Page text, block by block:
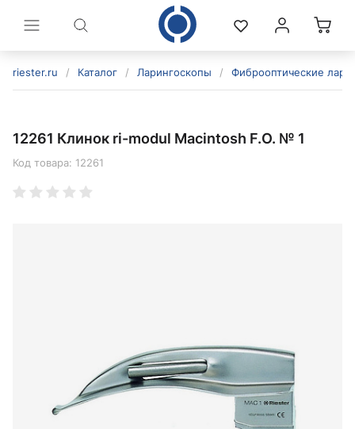
riester.ru / Каталог / Ларингоскопы / Фиброоптические
12261 Клинок ri-modul Macintosh F.O. № 1
Код товара: 12261